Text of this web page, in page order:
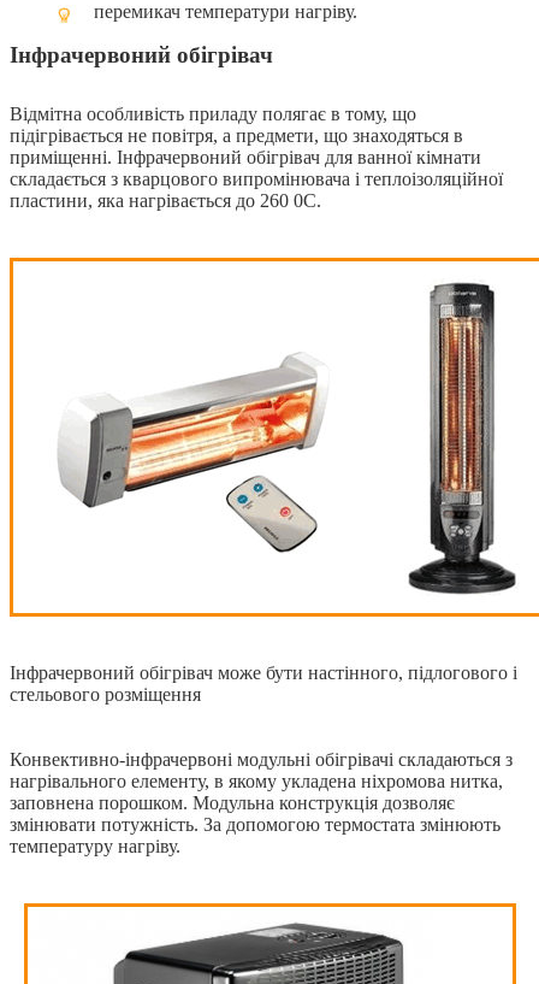
перемикач температури нагріву.
Інфрачервоний обігрівач
Відмітна особливість приладу полягає в тому, що
підігрівається не повітря, а предмети, що знаходяться в
приміщенні. Інфрачервоний обігрівач для ванної кімнати
складається з кварцового випромінювача і теплоізоляційної
пластини, яка нагрівається до 260 0С.
Інфрачервоний обігрівач може бути настінного, підлогового і
стельового розміщення
Конвективно-інфрачервоні модульні обігрівачі складаються з
нагрівального елементу, в якому укладена ніхромова нитка,
заповнена порошком. Модульна конструкція дозволяє
змінювати потужність. За допомогою термостата змінюють
температуру нагріву.